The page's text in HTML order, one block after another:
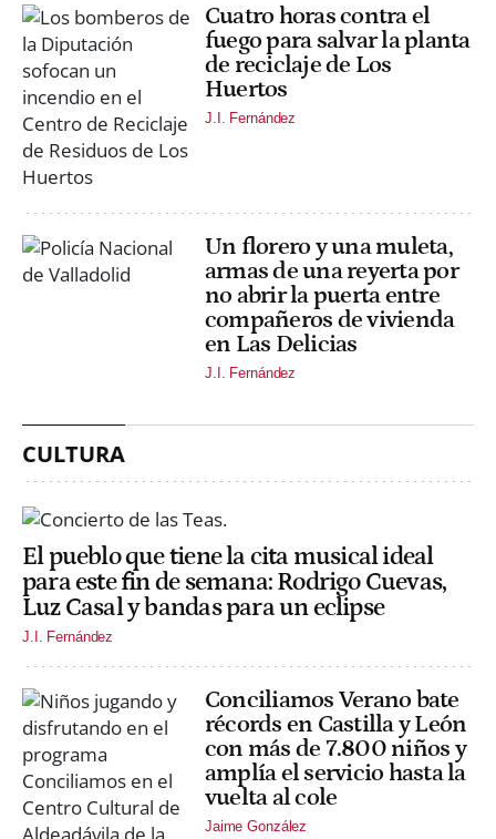
Cuatro horas contra el
fuego para salvar la planta
de reciclaje de Los
Huertos
J.I. Fernández
Un florero y una muleta,
armas de una reyerta por
no abrir la puerta entre
compañeros de vivienda
en Las Delicias
J.I. Fernández
CULTURA
El pueblo que tiene la cita musical ideal
para este fin de semana: Rodrigo Cuevas,
Luz Casal y bandas para un eclipse
J.I. Fernández
Conciliamos Verano bate
récords en Castilla y León
con más de 7.800 niños y
amplía el servicio hasta la
vuelta al cole
Jaime González